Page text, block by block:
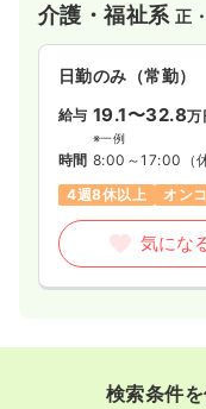
「社会福祉法人 恩賜
と290の福祉施設など
祉法人です。
支部組織である「岡山
介護施設や保育園など
介護・福祉系正
日勤のみ（常勤）
給与 19.1〜32.8万
※一例
時間 8:00～17:00 （
4週8休以上
オン
気にな
検索条件